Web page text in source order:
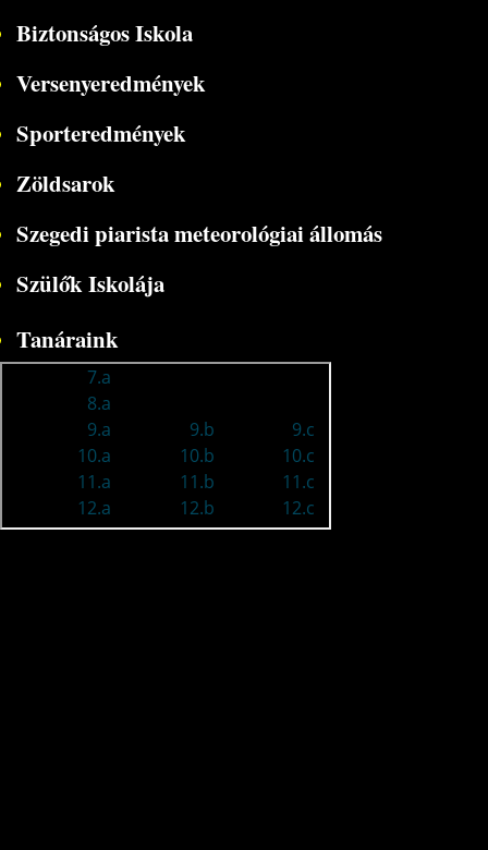
Biztonságos Iskola
Versenyeredmények
Sporteredmények
Zöldsarok
Szegedi piarista meteorológiai állomás
Szülők Iskolája
Tanáraink